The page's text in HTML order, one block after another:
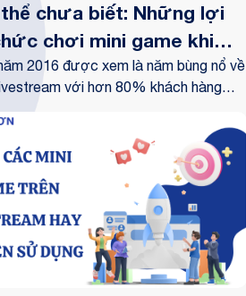
chưa biết: Những lợi
chơi mini game khi
bán hàng
2016 được xem là năm bùng nổ về
với hơn 80% khách hàng
xem livestream trên phần nhiều những
xã hội. Và giờ đây, livestream là
tiếp thị, bán hàng,... Cho tư nhân,
hiện tại. Để tăng được sự hiệu quả
xem nhiều hơn nữa việc tổ chức
khi livestream là điều quan trọng
sự lựa chọn lý tưởng dành cho bạn